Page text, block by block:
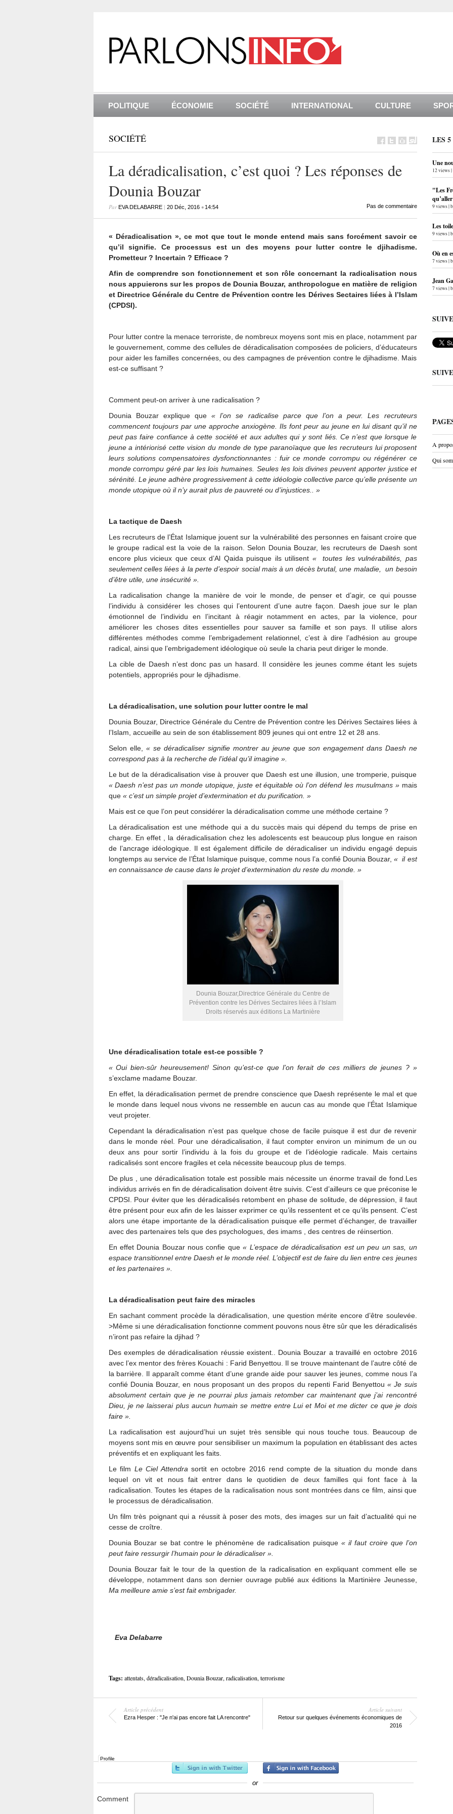
POLITIQUE ÉCONOMIE SOCIÉTÉ INTERNATIONAL CULTURE
SOCIÉTÉ
La déradicalisation, c’est quoi ? Les réponses de
Dounia Bouzar
ParEVA DELABARRE| 20 Déc, 2016• 14:54 Pas de commentaire
« Déradicalisation », ce mot que tout le monde entend mais sans forcément savoir ce
qu’il signifie. Ce processus est un des moyens pour lutter contre le djihadisme.
Prometteur ? Incertain ? Efficace ?
Afin de comprendre son fonctionnement et son rôle concernant la radicalisation nous
nous appuierons sur les propos de Dounia Bouzar, anthropologue en matière de religion
et Directrice Générale du Centre de Prévention contre les Dérives Sectaires liées à l’Islam
(CPDSI).
Pour lutter contre la menace terroriste, de nombreux moyens sont mis en place, notamment par
le gouvernement, comme des cellules de déradicalisation composées de policiers, d’éducateurs
pour aider les familles concernées, ou des campagnes de prévention contre le djihadisme. Mais
est-ce suffisant ?
Comment peut-on arriver à une radicalisation ?
Dounia Bouzar explique que« l’on se radicalise parce que l’on a peur. Les recruteurs
commencent toujours par une approche anxiogène. Ils font peur au jeune en lui disant qu’il ne
peut pas faire confiance à cette société et aux adultes qui y sont liés. Ce n’est que lorsque le
jeune a intériorisé cette vision du monde de type paranoïaque que les recruteurs lui proposent
leurs solutions compensatoires dysfonctionnantes : fuir ce monde corrompu ou régénérer ce
monde corrompu géré par les lois humaines. Seules les lois divines peuvent apporter justice et
sérénité. Le jeune adhère progressivement à cette idéologie collective parce qu’elle présente un
monde utopique où il n’y aurait plus de pauvreté ou d’injustices.. »
La tactique de Daesh
Les recruteurs de l’État Islamique jouent sur la vulnérabilité des personnes en faisant croire que
le groupe radical est la voie de la raison. Selon Dounia Bouzar, les recruteurs de Daesh sont
encore plus vicieux que ceux d’Al Qaida puisque ils utilisent « toutes les vulnérabilités, pas
seulement celles liées à la perte d’espoir social mais à un décès brutal, une maladie, un besoin
d’être utile, une insécurité ».
La radicalisation change la manière de voir le monde, de penser et d’agir, ce qui pousse
l’individu à considérer les choses qui l’entourent d’une autre façon. Daesh joue sur le plan
émotionnel de l’individu en l’incitant à réagir notamment en actes, par la violence, pour
améliorer les choses dites essentielles pour sauver sa famille et son pays. Il utilise alors
différentes méthodes comme l’embrigadement relationnel, c’est à dire l’adhésion au groupe
radical, ainsi que l’embrigadement idéologique où seule la charia peut diriger le monde.
La cible de Daesh n’est donc pas un hasard. Il considère les jeunes comme étant les sujets
potentiels, appropriés pour le djihadisme.
La déradicalisation, une solution pour lutter contre le mal
Dounia Bouzar, Directrice Générale du Centre de Prévention contre les Dérives Sectaires liées à
l’Islam, accueille au sein de son établissement 809 jeunes qui ont entre 12 et 28 ans.
Selon elle, « se déradicaliser signifie montrer au jeune que son engagement dans Daesh ne
correspond pas à la recherche de l’idéal qu’il imagine ».
Le but de la déradicalisation vise à prouver que Daesh est une illusion, une tromperie, puisque
« Daesh n’est pas un monde utopique, juste et équitable où l’on défend les musulmans »mais
que « c’est un simple projet d’extermination et du purification. »
Mais est ce que l’on peut considérer la déradicalisation comme une méthode certaine ?
La déradicalisation est une méthode qui a du succès mais qui dépend du temps de prise en
charge. En effet , la déradicalisation chez les adolescents est beaucoup plus longue en raison
de l’ancrage idéologique. Il est également difficile de déradicaliser un individu engagé depuis
longtemps au service de l’État Islamique puisque, comme nous l’a confié Dounia Bouzar, « il est
en connaissance de cause dans le projet d’extermination du reste du monde. »
Dounia Bouzar,Directrice Générale du Centre de
Prévention contre les Dérives Sectaires liées à l’Islam
Droits réservés aux éditions La Martinière
Une déradicalisation totale est-ce possible ?
« Oui bien-sûr heureusement! Sinon qu’est-ce que l’on ferait de ces milliers de jeunes ? »
s’exclame madame Bouzar.
En effet, la déradicalisation permet de prendre conscience que Daesh représente le mal et que
le monde dans lequel nous vivons ne ressemble en aucun cas au monde que l’État Islamique
veut projeter.
Cependant la déradicalisation n’est pas quelque chose de facile puisque il est dur de revenir
dans le monde réel. Pour une déradicalisation, il faut compter environ un minimum de un ou
deux ans pour sortir l’individu à la fois du groupe et de l’idéologie radicale. Mais certains
radicalisés sont encore fragiles et cela nécessite beaucoup plus de temps.
De plus , une déradicalisation totale est possible mais nécessite un énorme travail de fond.Les
individus arrivés en fin de déradicalisation doivent être suivis. C’est d’ailleurs ce que préconise le
CPDSI. Pour éviter que les déradicalisés retombent en phase de solitude, de dépression, il faut
être présent pour eux afin de les laisser exprimer ce qu’ils ressentent et ce qu’ils pensent. C’est
alors une étape importante de la déradicalisation puisque elle permet d’échanger, de travailler
avec des partenaires tels que des psychologues, des imams , des centres de réinsertion.
En effet Dounia Bouzar nous confie que« L’espace de déradicalisation est un peu un sas, un
espace transitionnel entre Daesh et le monde réel. L’objectif est de faire du lien entre ces jeunes
et les partenaires ».
La déradicalisation peut faire des miracles
En sachant comment procède la déradicalisation, une question mérite encore d’être soulevée.
>Même si une déradicalisation fonctionne comment pouvons nous être sûr que les déradicalisés
n’iront pas refaire la djihad ?
Des exemples de déradicalisation réussie existent.. Dounia Bouzar a travaillé en octobre 2016
avec l’ex mentor des frères Kouachi : Farid Benyettou. Il se trouve maintenant de l’autre côté de
la barrière. Il apparaît comme étant d’une grande aide pour sauver les jeunes, comme nous l’a
confié Dounia Bouzar, en nous proposant un des propos du repenti Farid Benyettou « Je suis
absolument certain que je ne pourrai plus jamais retomber car maintenant que j’ai rencontré
Dieu, je ne laisserai plus aucun humain se mettre entre Lui et Moi et me dicter ce que je dois
faire ».
La radicalisation est aujourd’hui un sujet très sensible qui nous touche tous. Beaucoup de
moyens sont mis en œuvre pour sensibiliser un maximum la population en établissant des actes
préventifs et en expliquant les faits.
Le film Le Ciel Attendrasortit en octobre 2016 rend compte de la situation du monde dans
lequel on vit et nous fait entrer dans le quotidien de deux familles qui font face à la
radicalisation. Toutes les étapes de la radicalisation nous sont montrées dans ce film, ainsi que
le processus de déradicalisation.
Un film très poignant qui a réussit à poser des mots, des images sur un fait d’actualité qui ne
cesse de croître.
Dounia Bouzar se bat contre le phénomène de radicalisation puisque « il faut croire que l’on
peut faire ressurgir l’humain pour le déradicaliser ».
Dounia Bouzar fait le tour de la question de la radicalisation en expliquant comment elle se
développe, notamment dans son dernier ouvrage publié aux éditions la Martinière Jeunesse,
Ma meilleure amie s’est fait embrigader.
Eva Delabarre
Tags: attentats, déradicalisation, Dounia Bouzar, radicalisation, terrorisme
Article précédent
Ezra Hesper : "Je n'ai pas encore fait LA rencontre"
Article suivant
Retour sur quelques événements économiques de
2016
Profile
or
Comment
LES
Une
12 views|
"Les
9 views|
Les
9 views|
Où en
7 views|
Jean
7 views|
A
Qui